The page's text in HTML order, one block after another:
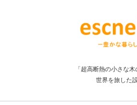
「超高断熱の小さな
世界を旅した